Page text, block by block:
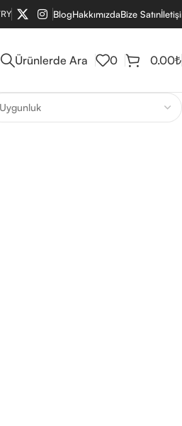
BlogHakkımızdaBize Satın
Ürünlerde Ara 0 0.00₺